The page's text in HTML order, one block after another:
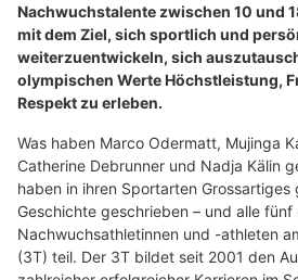
Nachwuchstalente zwischen 10 und
mit dem Ziel, sich sportlich und
weiterzuentwickeln, sich
olympischen Werte Höchstleistung,
Respekt zu erleben.
Was haben Marco Odermatt, Mujinga
Catherine Debrunner und Nadja Kälin
haben in ihren Sportarten Grossartiges
Geschichte geschrieben – und alle fünf
Nachwuchsathletinnen und -athleten
(3T) teil. Der 3T bildet seit 2001 den